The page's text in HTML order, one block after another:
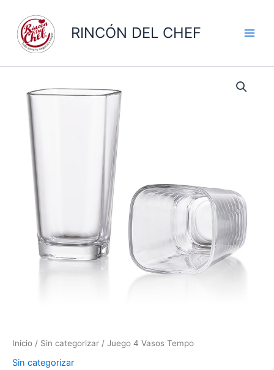
contenido
RINCÓN DEL CHEF
Inicio / Sin categorizar / Juego 4 Vasos Tempo
Sin categorizar